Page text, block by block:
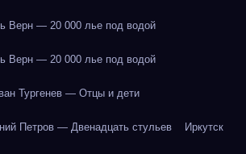
Верн — 20 000 лье под водой
Верн — 20 000 лье под водой
Тургенев — Отцы и дети
Петров — Двенадцать стульев Иркутск